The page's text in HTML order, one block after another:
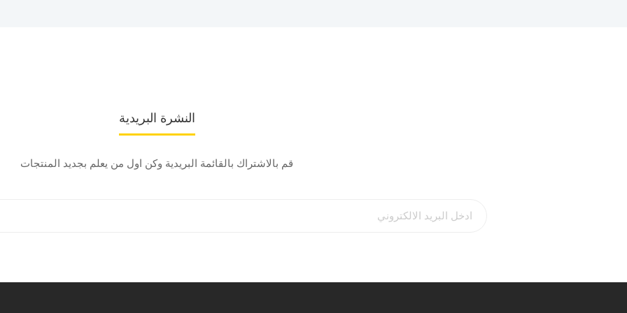
النشرة البريدية
قم بالاشتراك بالقائمة البريدية وكن اول من يعلم بجديد المنتجات